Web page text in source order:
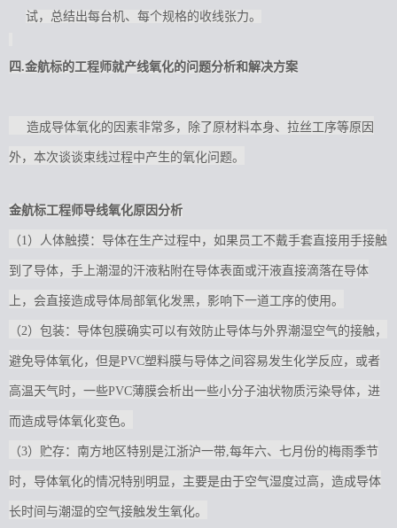
试，总结出每台机、每个规格的收线张力。
四.金航标的工程师就产线氧化的问题分析和解决方案
造成导体氧化的因素非常多，除了原材料本身、拉丝工序等原因
外，本次谈谈束线过程中产生的氧化问题。
金航标工程师导线氧化原因分析
（1）人体触摸：导体在生产过程中，如果员工不戴手套直接用手接触
到了导体，手上潮湿的汗液粘附在导体表面或汗液直接滴落在导体
上，会直接造成导体局部氧化发黑，影响下一道工序的使用。
（2）包装：导体包膜确实可以有效防止导体与外界潮湿空气的接触，
避免导体氧化，但是PVC塑料膜与导体之间容易发生化学反应，或者
高温天气时，一些PVC薄膜会析出一些小分子油状物质污染导体，进
而造成导体氧化变色。
（3）贮存：南方地区特别是江浙沪一带,每年六、七月份的梅雨季节
时，导体氧化的情况特别明显，主要是由于空气湿度过高，造成导体
长时间与潮湿的空气接触发生氧化。